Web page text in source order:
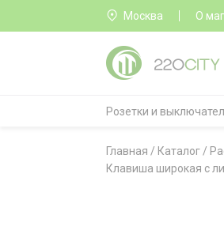
Москва О
Розетки и
Главная / Каталог /
Клавиша широкая с